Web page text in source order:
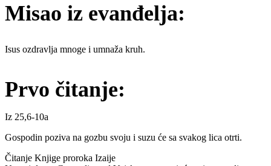
Misao iz evanđelja:
Isus ozdravlja mnoge i umnaža kruh.
Prvo čitanje:
Iz 25,6-10a
Gospodin poziva na gozbu svoju i suzu će sa svakog lica otrti.
Čitanje Knjige proroka Izaije